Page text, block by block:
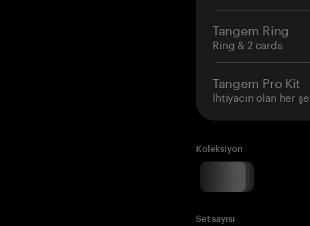
Tangem Ring
Ring & 2 cards
Tangem Pro Kit
İhtiyacın olan her
Koleksiyon
Set sayısı